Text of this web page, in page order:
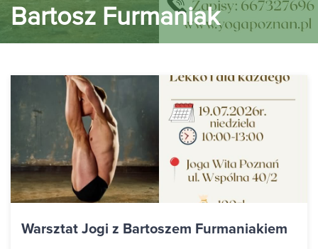
Bartosz Furmaniak
Warsztat Jogi z Bartoszem Furmaniakiem